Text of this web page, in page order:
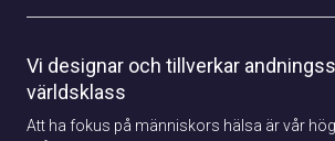
Vi designar och tillverkar
världsklass
Att ha fokus på människors hälsa är vår